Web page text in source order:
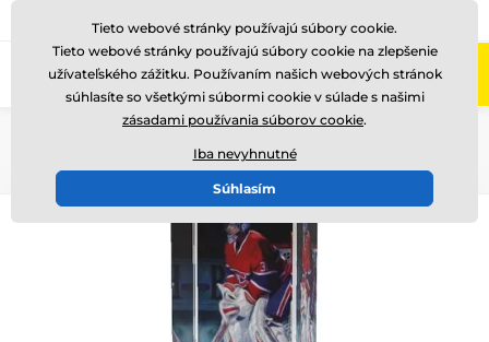
Zavolajte nám (Po-Pi 8-17) +421220255160
Tieto webové stránky používajú súbory cookie.
Tieto webové stránky používajú súbory cookie na zlepšenie
užívateľského zážitku. Používaním našich webových stránok
súhlasíte so všetkými súbormi cookie v súlade s našimi
zásadami používania súborov cookie.
Iba nevyhnutné
Súhlasím